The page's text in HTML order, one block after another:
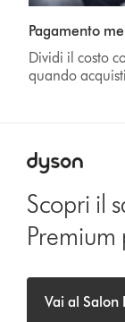
Pagamento
Dividi il costo
quando
Scopri il
Premium
Vai al Salon